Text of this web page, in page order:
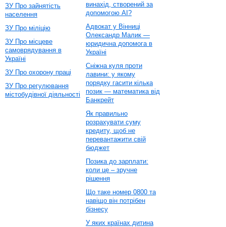
ЗУ Про зайнятість
населення
ЗУ Про міліцію
ЗУ Про місцеве
самоврядування в
Україні
ЗУ Про охорону праці
ЗУ Про регулювання
містобудівної діяльності
винахід, створений за
допомогою AI?
Адвокат у Вінниці
Олександр Малик —
юридична допомога в
Україні
Сніжна куля проти
лавини: у якому
порядку гасити кілька
позик — математика від
Банкрейт
Як правильно
розрахувати суму
кредиту, щоб не
перевантажити свій
бюджет
Позика до зарплати:
коли це – зручне
рішення
Що таке номер 0800 та
навіщо він потрібен
бізнесу
У яких країнах дитина